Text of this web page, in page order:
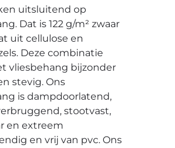
uitsluitend op
Dat is 122 g/m² zwaar
uit cellulose en
Deze combinatie
vliesbehang bijzonder
stevig. Ons
is dampdoorlatend,
stootvast,
en extreem
en vrij van pvc. Ons